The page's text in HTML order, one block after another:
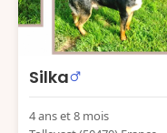
Silka
4 ans et 8 mois